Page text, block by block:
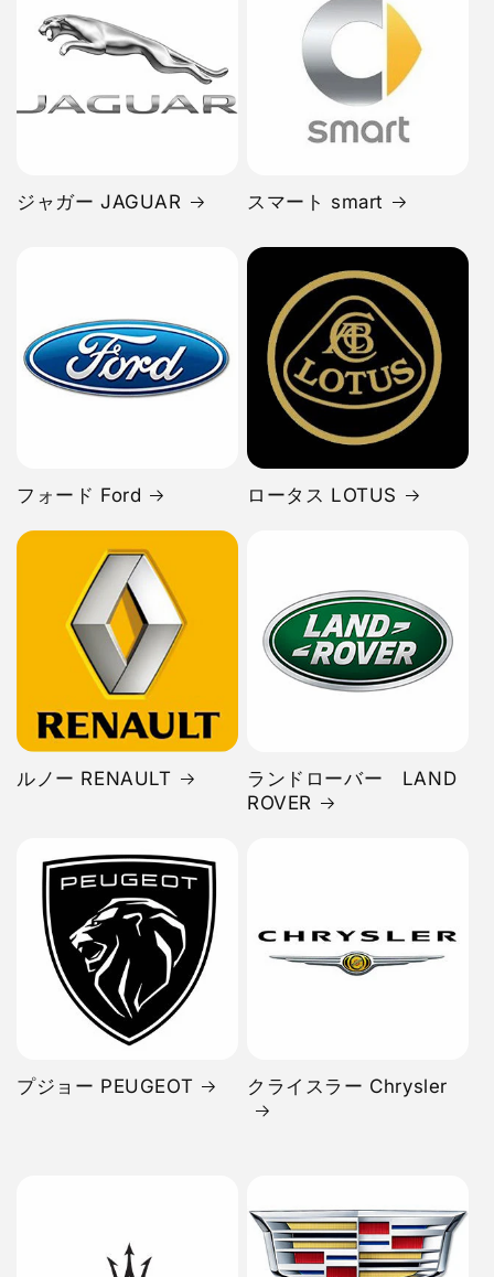
ジャガー JAGUAR スマート smart
フォード Ford ロータス LOTUS
ルノー RENAULT
ランドローバー LAND
ROVER
プジョー PEUGEOT クライスラー Chrysler